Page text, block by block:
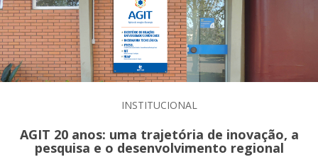
INSTITUCIONAL
AGIT 20 anos: uma trajetória de inovação, a
pesquisa e o desenvolvimento regional